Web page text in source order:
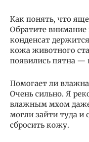
Как понять, что
Обратите внимание
конденсат
кожа животного
появились пятна —
Помогает ли
Очень сильно. Я
влажным мхом
могли зайти туда и
сбросить кожу.